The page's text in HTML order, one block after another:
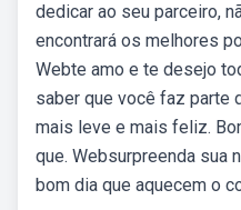
dedicar ao seu parceiro,
encontrará os melhores
Webte amo e te desejo
saber que você faz parte
mais leve e mais feliz.
que. Websurpreenda sua
bom dia que aquecem o